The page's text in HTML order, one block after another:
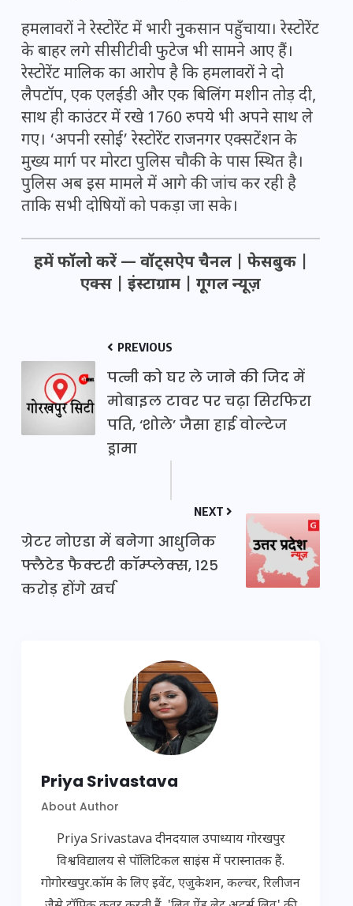
हमलावरों ने रेस्टोरेंट में भारी नुकसान पहुँचाया। रेस्टोरेंट
के बाहर लगे सीसीटीवी फुटेज भी सामने आए हैं।
रेस्टोरेंट मालिक का आरोप है कि हमलावरों ने दो
लैपटॉप, एक एलईडी और एक बिलिंग मशीन तोड़ दी,
साथ ही काउंटर में रखे 1760 रुपये भी अपने साथ ले
गए। ‘अपनी रसोई’ रेस्टोरेंट राजनगर एक्सटेंशन के
मुख्य मार्ग पर मोरटा पुलिस चौकी के पास स्थित है।
पुलिस अब इस मामले में आगे की जांच कर रही है
ताकि सभी दोषियों को पकड़ा जा सके।
हमें फॉलो करें — वॉट्सऐप चैनल फेसबुक
एक्स
इंस्टाग्राम गूगल न्यूज़
PREVIOUS
पत्नी को घर ले जाने की जिद में
मोबाइल टावर पर चढ़ा सिरफिरा
पति, ‘शोले’ जैसा हाई वोल्टेज
ड्रामा
NEXT
ग्रेटर नोएडा में बनेगा आधुनिक
फ्लैटेड फैक्टरी कॉम्प्लेक्स, 125
करोड़ होंगे खर्च
Priya Srivastava
About Author
Priya Srivastava दीनदयाल उपाध्याय गोरखपुर
विश्वविद्यालय से पॉलिटिकल साइंस में परास्नातक हैं.
गोगोरखपुर.कॉम के लिए इवेंट, एजुकेशन, कल्चर, रिलीजन